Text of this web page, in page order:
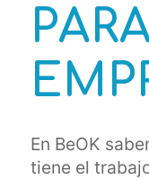
En BeOK
tiene el